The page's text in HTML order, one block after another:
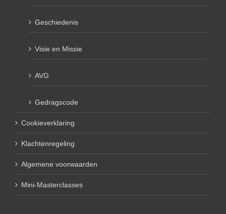
Geschiedenis
Visie en Missie
AVG
Gedragscode
Cookieverklaring
Klachtenregeling
Algemene voorwaarden
Mini-Masterclasses